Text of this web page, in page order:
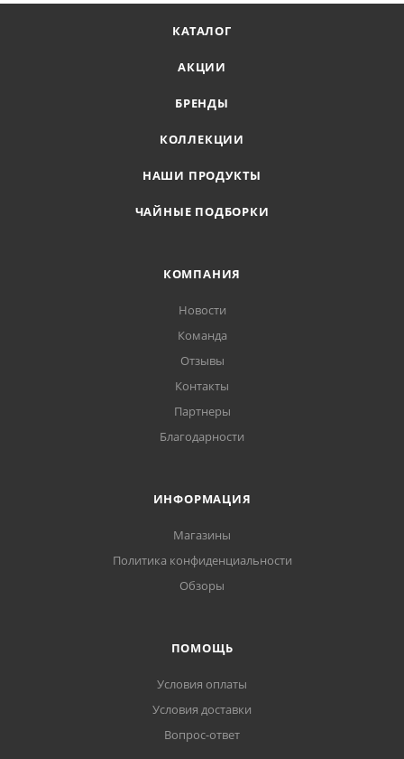
КАТАЛОГ
АКЦИИ
БРЕНДЫ
КОЛЛЕКЦИИ
НАШИ ПРОДУКТЫ
ЧАЙНЫЕ ПОДБОРКИ
КОМПАНИЯ
Новости
Команда
Отзывы
Контакты
Партнеры
Благодарности
ИНФОРМАЦИЯ
Магазины
Политика конфиденциальности
Обзоры
ПОМОЩЬ
Условия оплаты
Условия доставки
Вопрос-ответ